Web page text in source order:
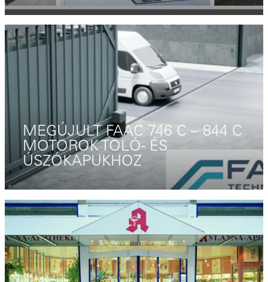
MEGÚJULT FAAC 746 C – 844 C
MOTOROK TOLÓ- ÉS
ÚSZÓKAPUKHOZ